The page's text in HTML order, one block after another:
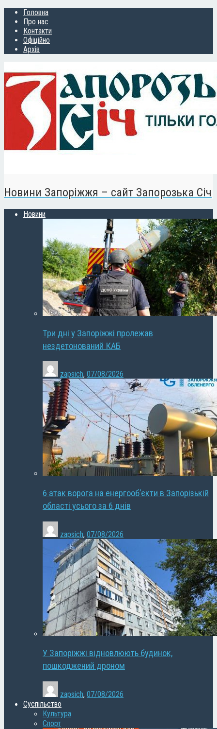
Головна
Про нас
Контакти
Офіційно
Архів
Новини Запоріжжя – сайт Запорозька Січ
Новини
Три дні у Запоріжжі пролежав
нездетонований КАБ
zapsich, 07/08/2026
6 атак ворога на енергооб’єкти в Запорізькій
області усього за 6 днів
zapsich, 07/08/2026
У Запоріжжі відновлюють будинок,
пошкоджений дроном
zapsich, 07/08/2026
Суспільство
Культура
Спорт